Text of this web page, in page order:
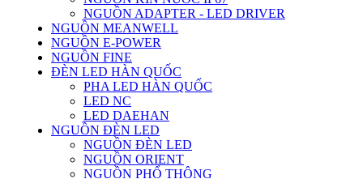
NGUỒN ADAPTER - LED DRIVER
NGUỒN MEANWELL
NGUỒN E-POWER
NGUỒN FINE
ĐÈN LED HÀN QUỐC
PHA LED HÀN QUỐC
LED NC
LED DAEHAN
NGUỒN ĐÈN LED
NGUỒN ĐÈN LED
NGUỒN ORIENT
NGUỒN PHỔ THÔNG